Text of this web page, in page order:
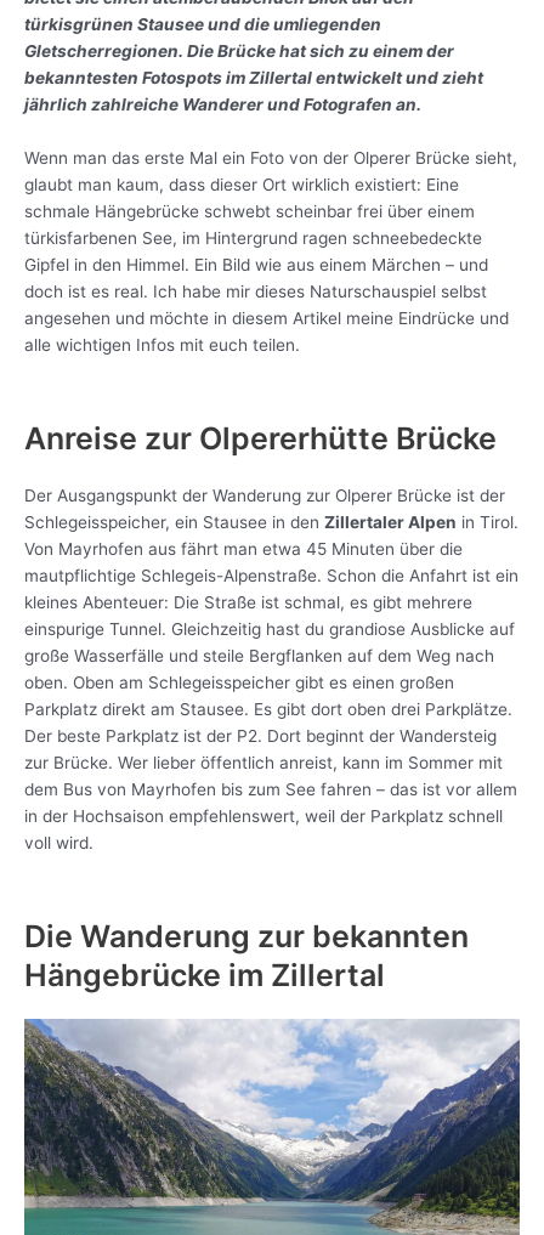
türkisgrünen Stausee und die umliegenden
Gletscherregionen. Die Brücke hat sich zu einem der
bekanntesten Fotospots im Zillertal entwickelt und zieht
jährlich zahlreiche Wanderer und Fotografen an.
Wenn man das erste Mal ein Foto von der Olperer Brücke sieht,
glaubt man kaum, dass dieser Ort wirklich existiert: Eine
schmale Hängebrücke schwebt scheinbar frei über einem
türkisfarbenen See, im Hintergrund ragen schneebedeckte
Gipfel in den Himmel. Ein Bild wie aus einem Märchen – und
doch ist es real. Ich habe mir dieses Naturschauspiel selbst
angesehen und möchte in diesem Artikel meine Eindrücke und
alle wichtigen Infos mit euch teilen.
Anreise zur Olpererhütte Brücke
Der Ausgangspunkt der Wanderung zur Olperer Brücke ist der
Schlegeisspeicher, ein Stausee in den Zillertaler Alpen in Tirol.
Von Mayrhofen aus fährt man etwa 45 Minuten über die
mautpflichtige Schlegeis-Alpenstraße. Schon die Anfahrt ist ein
kleines Abenteuer: Die Straße ist schmal, es gibt mehrere
einspurige Tunnel. Gleichzeitig hast du grandiose Ausblicke auf
große Wasserfälle und steile Bergflanken auf dem Weg nach
oben. Oben am Schlegeisspeicher gibt es einen großen
Parkplatz direkt am Stausee. Es gibt dort oben drei Parkplätze.
Der beste Parkplatz ist der P2. Dort beginnt der Wandersteig
zur Brücke. Wer lieber öffentlich anreist, kann im Sommer mit
dem Bus von Mayrhofen bis zum See fahren – das ist vor allem
in der Hochsaison empfehlenswert, weil der Parkplatz schnell
voll wird.
Die Wanderung zur bekannten
Hängebrücke im Zillertal